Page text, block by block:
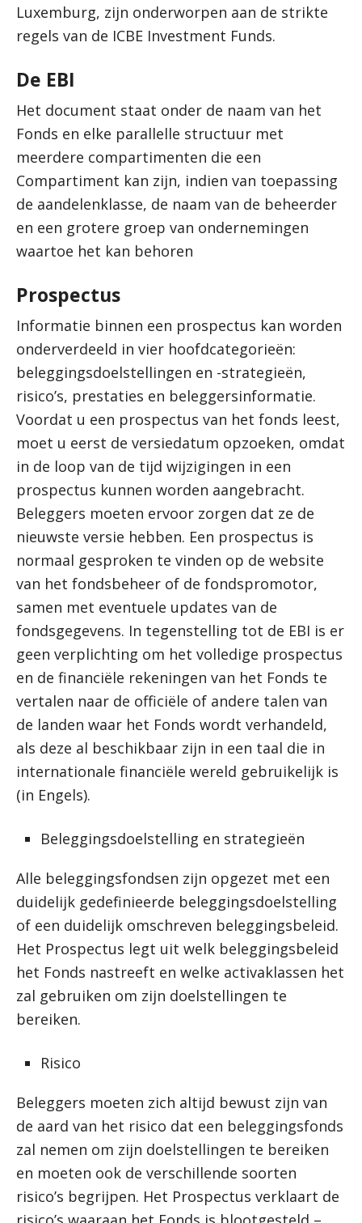
Luxemburg, zijn onderworpen aan de strikte
regels van de ICBE Investment Funds.
De EBI
Het document staat onder de naam van het
Fonds en elke parallelle structuur met
meerdere compartimenten die een
Compartiment kan zijn, indien van toepassing
de aandelenklasse, de naam van de beheerder
en een grotere groep van ondernemingen
waartoe het kan behoren
Prospectus
Informatie binnen een prospectus kan worden
onderverdeeld in vier hoofdcategorieën:
beleggingsdoelstellingen en -strategieën,
risico’s, prestaties en beleggersinformatie.
Voordat u een prospectus van het fonds leest,
moet u eerst de versiedatum opzoeken, omdat
in de loop van de tijd wijzigingen in een
prospectus kunnen worden aangebracht.
Beleggers moeten ervoor zorgen dat ze de
nieuwste versie hebben. Een prospectus is
normaal gesproken te vinden op de website
van het fondsbeheer of de fondspromotor,
samen met eventuele updates van de
fondsgegevens. In tegenstelling tot de EBI is er
geen verplichting om het volledige prospectus
en de financiële rekeningen van het Fonds te
vertalen naar de officiële of andere talen van
de landen waar het Fonds wordt verhandeld,
als deze al beschikbaar zijn in een taal die in
internationale financiële wereld gebruikelijk is
(in Engels).
Beleggingsdoelstelling en strategieën
Alle beleggingsfondsen zijn opgezet met een
duidelijk gedefinieerde beleggingsdoelstelling
of een duidelijk omschreven beleggingsbeleid.
Het Prospectus legt uit welk beleggingsbeleid
het Fonds nastreeft en welke activaklassen het
zal gebruiken om zijn doelstellingen te
bereiken.
Risico
Beleggers moeten zich altijd bewust zijn van
de aard van het risico dat een beleggingsfonds
zal nemen om zijn doelstellingen te bereiken
en moeten ook de verschillende soorten
risico’s begrijpen. Het Prospectus verklaart de